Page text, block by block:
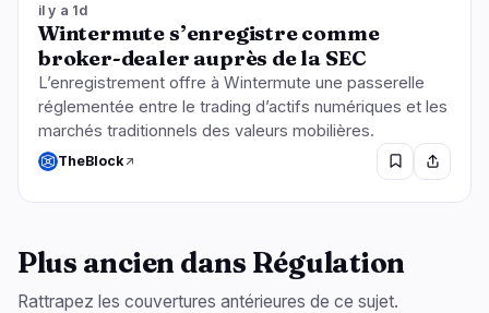
il y a 1d
Wintermute s’enregistre comme
broker-dealer auprès de la SEC
L’enregistrement offre à Wintermute une passerelle
réglementée entre le trading d’actifs numériques et les
marchés traditionnels des valeurs mobilières.
TheBlock
Plus ancien dans Régulation
Rattrapez les couvertures antérieures de ce sujet.